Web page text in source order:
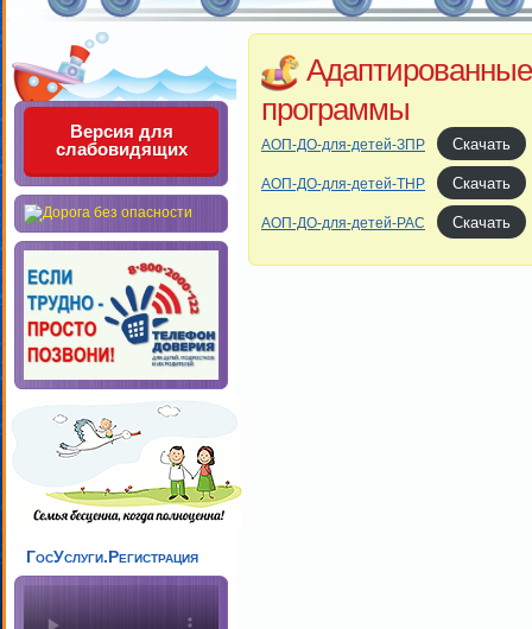
Версия для
слабовидящих
ГосУслуги.Регистрация
программы
АОП-ДО-для-детей-ЗПР Скачать
АОП-ДО-для-детей-ТНР Скачать
АОП-ДО-для-детей-РАС Скачать